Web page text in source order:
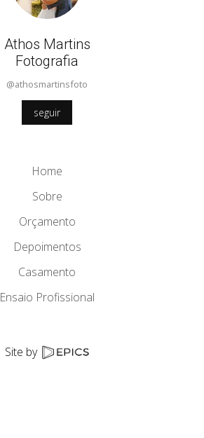
Athos Martins
Fotografia
@athosmartinsfoto
seguir
Home
Sobre
Orçamento
Depoimentos
Casamento
Ensaio Profissional
Site by